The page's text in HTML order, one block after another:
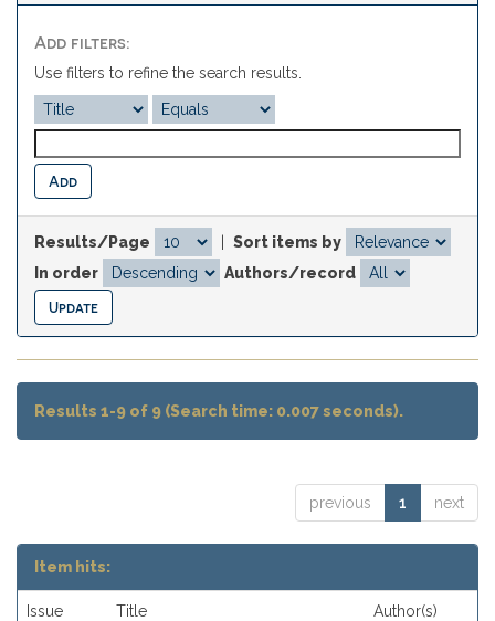
Add filters:
Use filters to refine the search results.
Results/Page
Sort items by
In order
Authors/record
Results 1-9 of 9 (Search time: 0.007 seconds).
previous 1 next
Item hits:
Issue
Title Author(s)